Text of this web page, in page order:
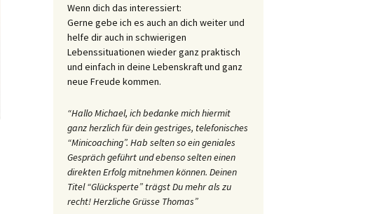
Wenn dich das interessiert:
Gerne gebe ich es auch an dich weiter und
helfe dir auch in schwierigen
Lebenssituationen wieder ganz praktisch
und einfach in deine Lebenskraft und ganz
neue Freude kommen.
“Hallo Michael, ich bedanke mich hiermit
ganz herzlich für dein gestriges, telefonisches
“Minicoaching”. Hab selten so ein geniales
Gespräch geführt und ebenso selten einen
direkten Erfolg mitnehmen können. Deinen
Titel “Glücksperte” trägst Du mehr als zu
recht! Herzliche Grüsse Thomas”